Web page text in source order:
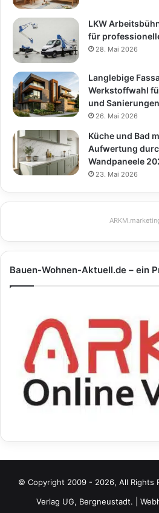
LKW
für
28. Mai 2026
Langlebige
Werkstoffwahl
und Sanierungen
26. Mai 2026
Küche und Bad
Aufwertung
Wandpaneele
23. Mai 2026
Bauen-Wohnen-Aktuell.de – ein
© Copyright 2009 - 2026, All Rights
Verlag UG, Bergneustadt. |